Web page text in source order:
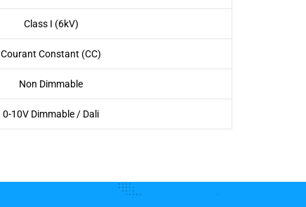
Class I (6kV)
Courant Constant (CC)
Non Dimmable
0-10V Dimmable / Dali